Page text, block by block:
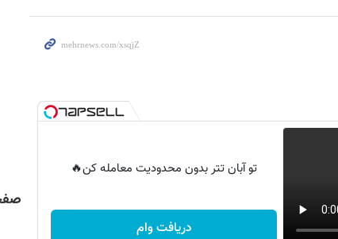
تو آبان تتر بدون محدودیت معامله کن🔥
دریافت وام